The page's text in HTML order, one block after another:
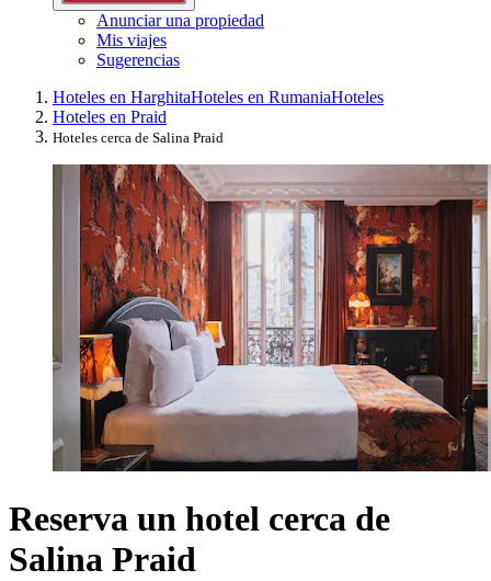
Anunciar una propiedad
Mis viajes
Sugerencias
Hoteles en HarghitaHoteles en RumaniaHoteles
Hoteles en Praid
Hoteles cerca de Salina Praid
Reserva un hotel cerca de
Salina Praid